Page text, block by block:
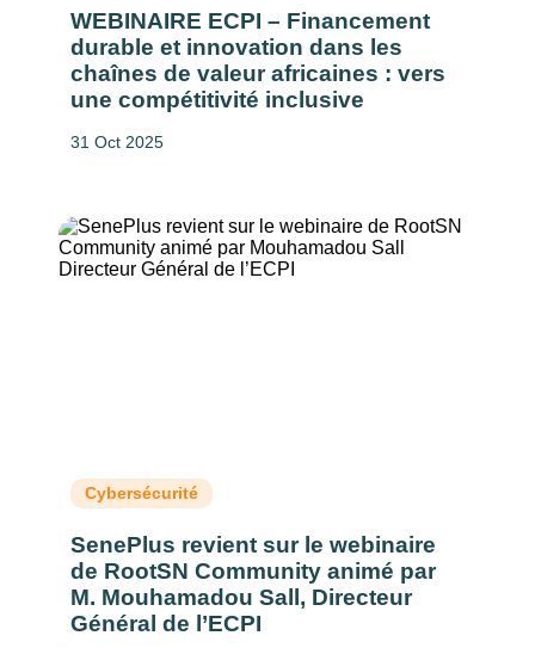
WEBINAIRE ECPI – Financement
durable et innovation dans les
chaînes de valeur africaines : vers
une compétitivité inclusive
31 Oct 2025
Cybersécurité
SenePlus revient sur le webinaire
de RootSN Community animé par
M. Mouhamadou Sall, Directeur
Général de l’ECPI